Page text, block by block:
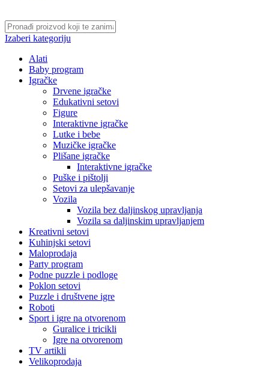
Izaberi kategoriju
Alati
Baby program
Igračke
Drvene igračke
Edukativni setovi
Figure
Interaktivne igračke
Lutke i bebe
Muzičke igračke
Plišane igračke
Interaktivne igračke
Puške i pištolji
Setovi za ulepšavanje
Vozila
Vozila bez daljinskog upravljanja
Vozila sa daljinskim upravljanjem
Kreativni setovi
Kuhinjski setovi
Maloprodaja
Party program
Podne puzzle i podloge
Poklon setovi
Puzzle i društvene igre
Roboti
Sport i igre na otvorenom
Guralice i tricikli
Igre na otvorenom
TV artikli
Velikoprodaja